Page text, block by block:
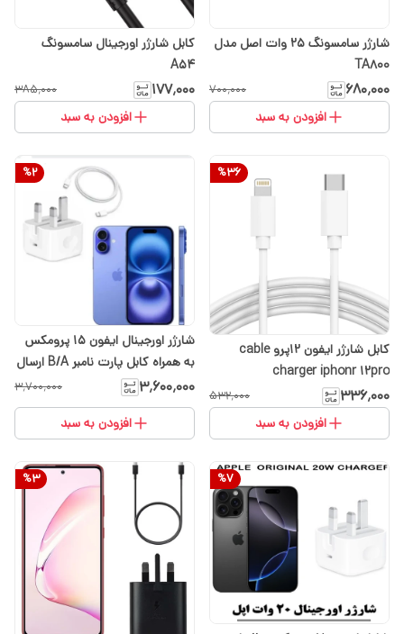
شارژر سامسونگ 25 وات اصل مدل
TA800
۶۸۰٬۰۰۰ ۷۰۰٬۰۰۰
افزودن به سبد
کابل شارژر اورجینال سامسونگ
A54
۱۷۷٬۰۰۰ ۳۸۵٬۰۰۰
افزودن به سبد
%36
کابل شارژر ایفون 12پرو cable
charger iphonr 12pro
۳۳۶٬۰۰۰ ۵۳۲٬۰۰۰
افزودن به سبد
%2
شارژر اورجینال ایفون 15 پرومکس
به همراه کابل پارت نامبر B/A ارسال
رایگان (با انتخاب گزینه تیپاکس)
۳٬۶۰۰٬۰۰۰ ۳٬۷۰۰٬۰۰۰
افزودن به سبد
%7
%3